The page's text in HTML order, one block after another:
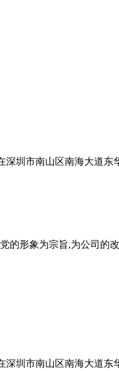
圳市南山区南海大道
的形象为宗旨,为公司的
圳市南山区南海大道